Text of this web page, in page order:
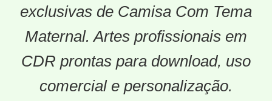
exclusivas de Camisa Com Tema
Maternal. Artes profissionais em
CDR prontas para download, uso
comercial e personalização.